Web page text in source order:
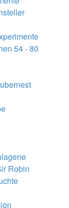
54 - 80
Robin